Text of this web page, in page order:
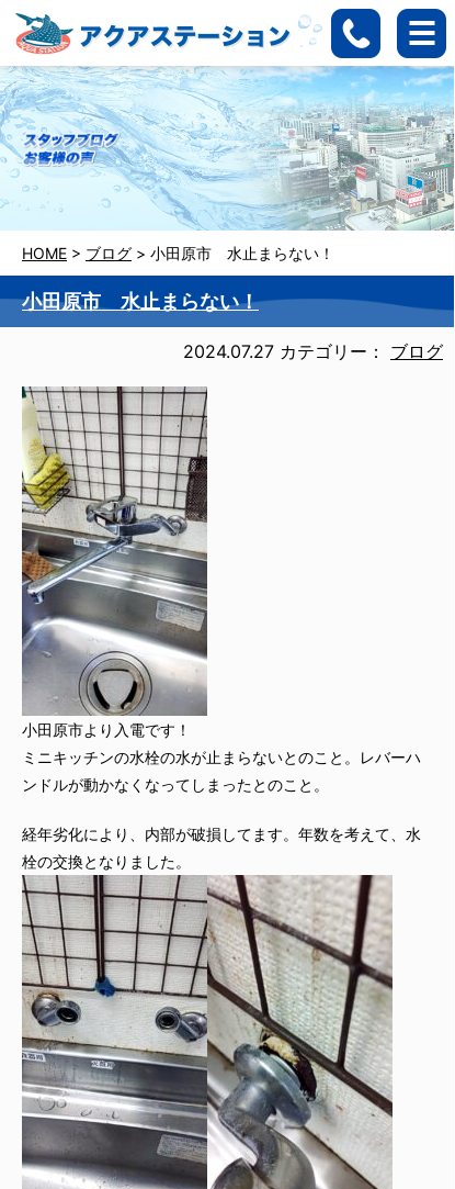
HOME > ブログ > 小田原市 水止まらない！
小田原市 水止まらない！
2024.07.27 カテゴリー： ブログ
小田原市より入電です！
ミニキッチンの水栓の水が止まらないとのこと。レバーハ
ンドルが動かなくなってしまったとのこと。
経年劣化により、内部が破損してます。年数を考えて、水
栓の交換となりました。